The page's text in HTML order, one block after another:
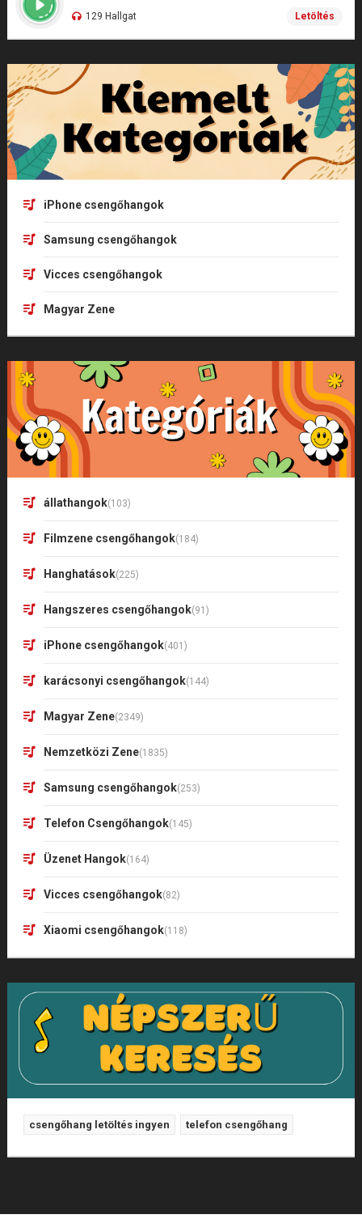
129 Hallgat Letöltés
iPhone csengőhangok
Samsung csengőhangok
Vicces csengőhangok
Magyar Zene
állathangok(103)
Filmzene csengőhangok(184)
Hanghatások(225)
Hangszeres csengőhangok(91)
iPhone csengőhangok(401)
karácsonyi csengőhangok(144)
Magyar Zene(2349)
Nemzetközi Zene(1835)
Samsung csengőhangok(253)
Telefon Csengőhangok(145)
Üzenet Hangok(164)
Vicces csengőhangok(82)
Xiaomi csengőhangok(118)
csengőhang letöltés ingyen telefon csengőhang